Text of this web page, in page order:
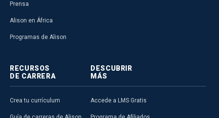
Prensa
Alison en África
Programas de Alison
RECURSOS
DE CARRERA
Crea tu currículum
DESCUBRIR
MÁS
Accede a LMS Gratis